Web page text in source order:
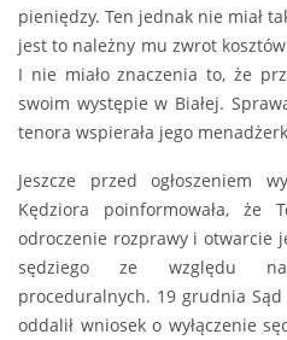
pieniędzy. Ten jednak nie miał
jest to należny mu zwrot
I nie miało znaczenia to, że
swoim występie w Białej.
tenora wspierała jego
Jeszcze przed ogłoszeniem
Kędziora poinformowała, że
odroczenie rozprawy i otwarcie
sędziego ze względu
proceduralnych. 19 grudnia Sąd
oddalił wniosek o wyłączenie